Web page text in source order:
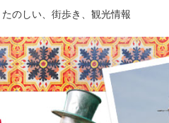
のしい、街歩き、観光情報